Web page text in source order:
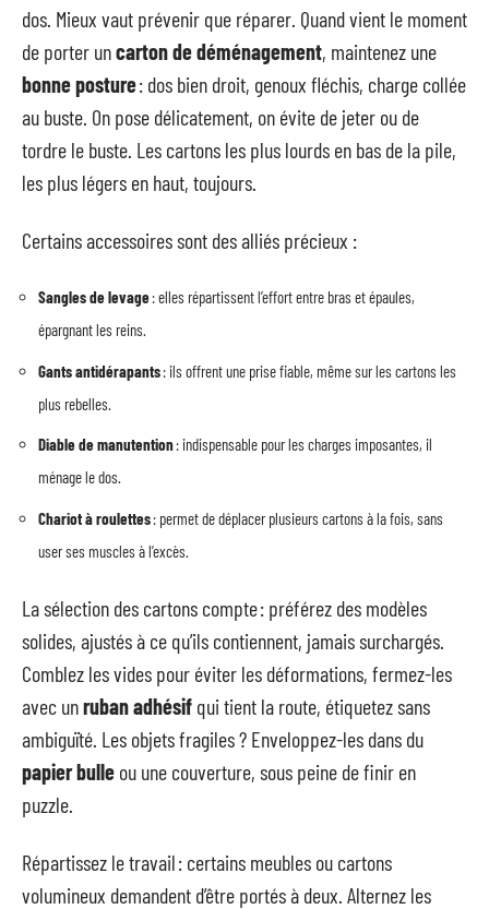
dos. Mieux vaut prévenir que réparer. Quand vient le moment
de porter uncarton de déménagement, maintenez une
bonne posture: dos bien droit, genoux fléchis, charge collée
au buste. On pose délicatement, on évite de jeter ou de
tordre le buste. Les cartons les plus lourds en bas de la pile,
les plus légers en haut, toujours.
Certains accessoires sont des alliés précieux :
Sangles de levage: elles répartissent l’effort entre bras et épaules,
épargnant les reins.
Gants antidérapants: ils offrent une prise fiable, même sur les cartons les
plus rebelles.
Diable de manutention: indispensable pour les charges imposantes, il
ménage le dos.
Chariot à roulettes: permet de déplacer plusieurs cartons à la fois, sans
user ses muscles à l’excès.
La sélection des cartons compte : préférez des modèles
solides, ajustés à ce qu’ils contiennent, jamais surchargés.
Comblez les vides pour éviter les déformations, fermez-les
avec unruban adhésif qui tient la route, étiquetez sans
ambiguïté. Les objets fragiles ? Enveloppez-les dans du
papier bulle ou une couverture, sous peine de finir en
puzzle.
Répartissez le travail : certains meubles ou cartons
volumineux demandent d’être portés à deux. Alternez les